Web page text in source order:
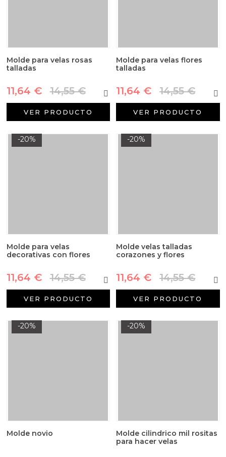
Molde para velas rosas
talladas
11,64 € 14,55 €
VER PRODUCTO
Molde para velas flores
talladas
11,64 € 14,55 €
VER PRODUCTO
-20%
Molde para velas
decorativas con flores
11,64 € 14,55 €
VER PRODUCTO
-20%
Molde velas talladas
corazones y flores
11,64 € 14,55 €
VER PRODUCTO
-20%
Molde novio
-20%
Molde cilindrico mil rositas
para hacer velas